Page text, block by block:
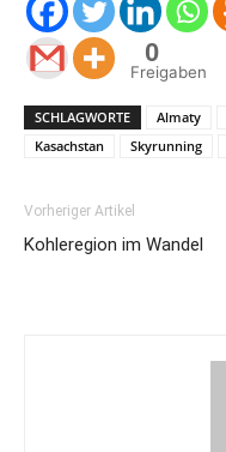
0
Freigaben
SCHLAGWORTE Almaty
Kasachstan
Skyrunning
Vorheriger Artikel
Kohleregion im Wandel